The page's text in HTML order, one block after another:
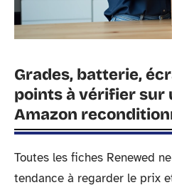
Grades, batterie,
points à vérifier sur
Amazon
Toutes les fiches Renewed
tendance à regarder le prix